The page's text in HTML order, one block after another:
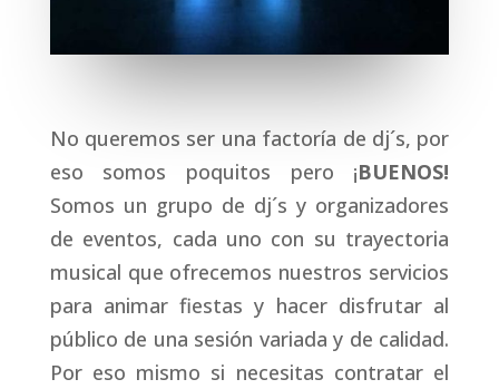
No queremos ser una factoría de dj´s, por
eso somos poquitos pero ¡BUENOS!
Somos un grupo de dj´s y organizadores
de eventos, cada uno con su trayectoria
musical que ofrecemos nuestros servicios
para animar fiestas y hacer disfrutar al
público de una sesión variada y de calidad.
Por eso mismo si necesitas contratar el